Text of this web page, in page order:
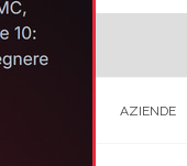
AZIENDE